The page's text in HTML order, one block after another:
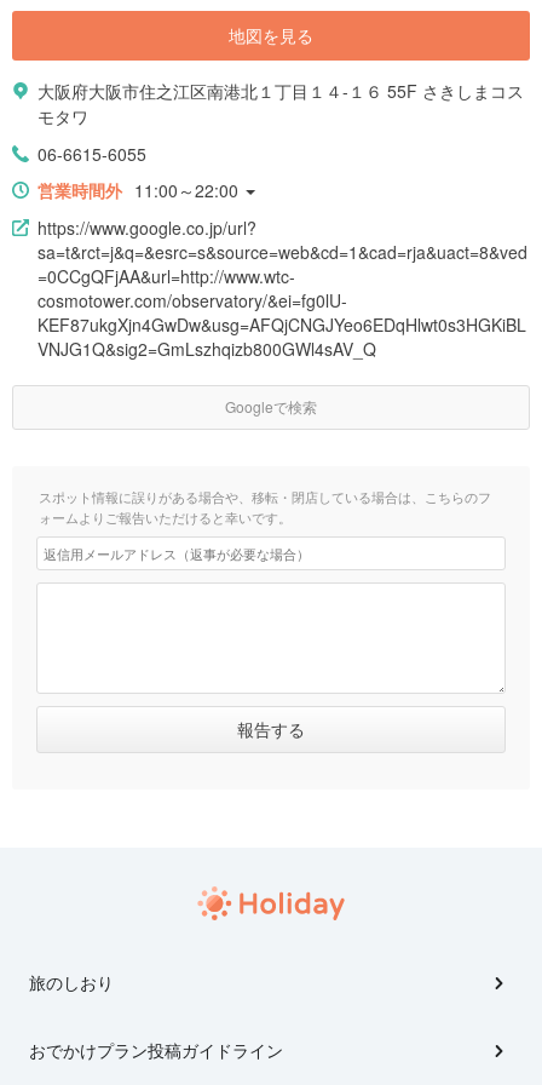
地図を見る
大阪府大阪市住之江区南港北１丁目１４-１６ 55F さきしまコス
モタワ
06-6615-6055
営業時間外 11:00～22:00
https://www.google.co.jp/url?
sa=t&rct=j&q=&esrc=s&source=web&cd=1&cad=rja&uact=8&ved
=0CCgQFjAA&url=http://www.wtc-
cosmotower.com/observatory/&ei=fg0lU-
KEF87ukgXjn4GwDw&usg=AFQjCNGJYeo6EDqHlwt0s3HGKiBL
VNJG1Q&sig2=GmLszhqizb800GWl4sAV_Q
Googleで検索
スポット情報に誤りがある場合や、移転・閉店している場合は、こちらのフ
ォームよりご報告いただけると幸いです。
旅のしおり
おでかけプラン投稿ガイドライン